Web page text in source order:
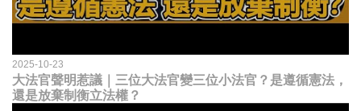
2025-10-23
大法官聲明惹議｜三位大法官變三位小法官？是遵循憲法，
還是放棄制衡立法權？